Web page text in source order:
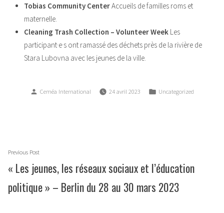
Tobias Community CenterAccueils de familles roms et
maternelle.
Cleaning Trash Collection – Volunteer Week Les
participant·e·s ont ramassé des déchets près de la rivière de
Stara Lubovna avec les jeunes de la ville.
Posted
Ceméa International 24 avril 2023
Posted
Uncategorized
Navigation
de
l’article
Previous PostPrevious
post:
« Les jeunes, les réseaux sociaux et l’éducation
politique » – Berlin du 28 au 30 mars 2023